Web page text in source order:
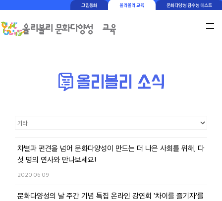
그림동화 올리볼리 교육 문화다양성 감수성 테스트
차별과 편견을 넘어 문화다양성이 만드는 더 나은 사회를 위해, 다
섯 명의 연사와 만나보세요!
2020.06.09
문화다양성의 날 주간 기념 특집 온라인 강연회 '차이를 즐기자'를